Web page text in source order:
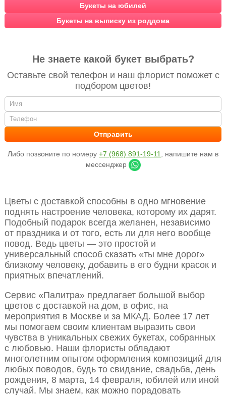
Букеты на юбилей
Букеты на выписку из роддома
Не знаете какой букет выбрать?
Оставьте свой телефон и наш флорист поможет с
подбором цветов!
Либо позвоните по номеру +7 (968) 891-19-11
, напишите нам в
мессенджер
Цветы с доставкой способны в одно мгновение
поднять настроение человека, которому их дарят.
Подобный подарок всегда желанен, независимо
от праздника и от того, есть ли для него вообще
повод. Ведь цветы — это простой и
универсальный способ сказать «ты мне дорог»
близкому человеку, добавить в его будни красок и
приятных впечатлений.
Сервис «Палитра» предлагает большой выбор
цветов с доставкой на дом, в офис, на
мероприятия в Москве и за МКАД. Более 17 лет
мы помогаем своим клиентам выразить свои
чувства в уникальных свежих букетах, собранных
с любовью. Наши флористы обладают
многолетним опытом оформления композиций для
любых поводов, будь то свидание, свадьба, день
рождения, 8 марта, 14 февраля, юбилей или иной
случай. Мы знаем, как можно порадовать